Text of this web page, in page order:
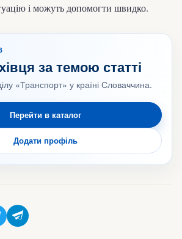
і можуть допомогти швидко.
за темою статті
«Транспорт» у країні Словаччина.
Перейти в каталог
Додати профіль